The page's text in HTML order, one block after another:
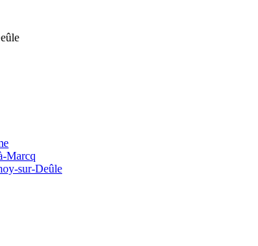
Marcq
sur-Deûle